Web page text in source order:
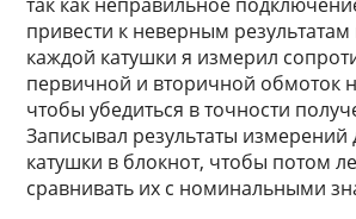
привести к неверным
каждой катушки я измерил
первичной и вторичной обмоток
чтобы убедиться в точности
Записывал результаты измерений
катушки в блокнот, чтобы потом
сравнивать их с номинальными